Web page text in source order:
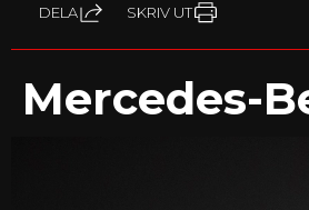
DELA SKRIV UT
Mercedes-